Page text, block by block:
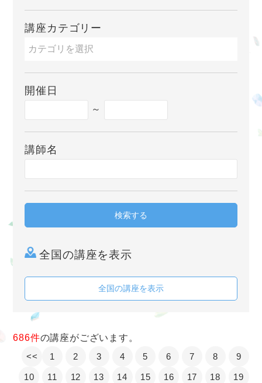
講座カテゴリー
開催日
～
講師名
検索する
全国の講座を表示
全国の講座を表示
686件の講座がございます。
<<
1 2 3 4 5 6 7 8 9
10 11 12 13 14 15 16 17 18 19